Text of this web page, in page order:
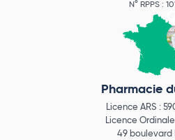
N° RPPS :
Pharmacie
Licence ARS :
Licence Ordinale
49 boulevard